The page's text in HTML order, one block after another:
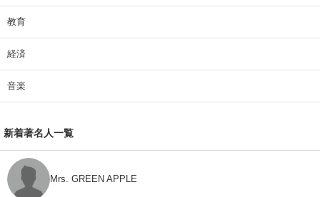
教育
経済
音楽
新着著名人一覧
Mrs. GREEN APPLE